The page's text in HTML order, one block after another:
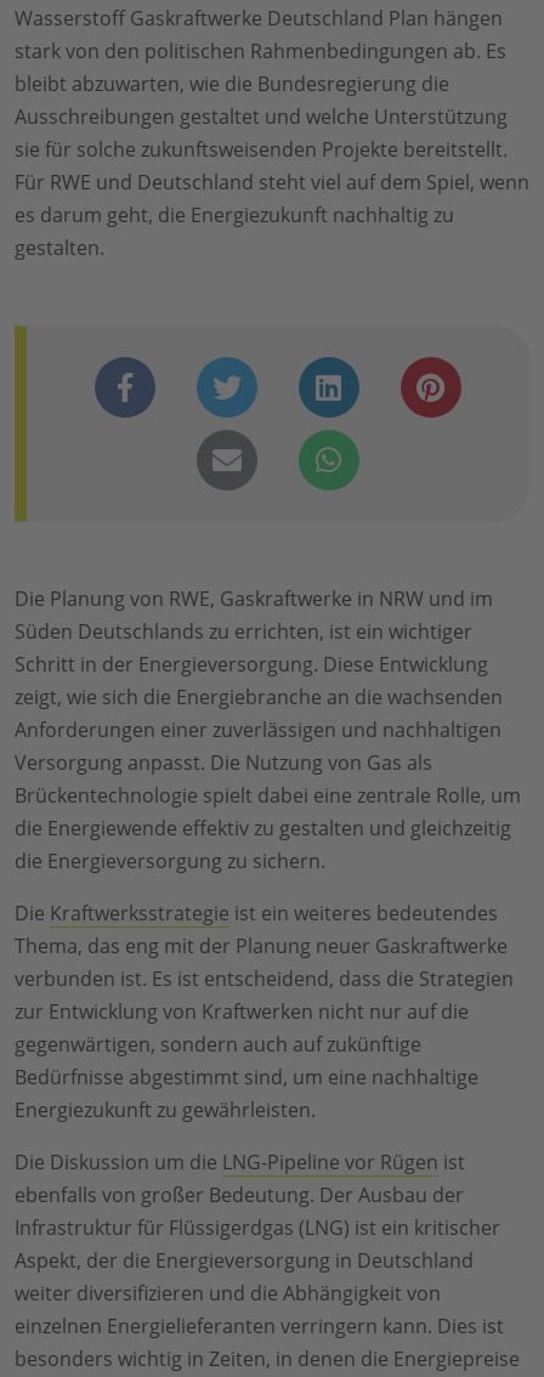
Wasserstoff Gaskraftwerke Deutschland Plan hängen
stark von den politischen Rahmenbedingungen ab. Es
bleibt abzuwarten, wie die Bundesregierung die
Ausschreibungen gestaltet und welche Unterstützung
sie für solche zukunftsweisenden Projekte bereitstellt.
Für RWE und Deutschland steht viel auf dem Spiel, wenn
es darum geht, die Energiezukunft nachhaltig zu
gestalten.
Die Planung von RWE, Gaskraftwerke in NRW und im
Süden Deutschlands zu errichten, ist ein wichtiger
Schritt in der Energieversorgung. Diese Entwicklung
zeigt, wie sich die Energiebranche an die wachsenden
Anforderungen einer zuverlässigen und nachhaltigen
Versorgung anpasst. Die Nutzung von Gas als
Brückentechnologie spielt dabei eine zentrale Rolle, um
die Energiewende effektiv zu gestalten und gleichzeitig
die Energieversorgung zu sichern.
Die Kraftwerksstrategie ist ein weiteres bedeutendes
Thema, das eng mit der Planung neuer Gaskraftwerke
verbunden ist. Es ist entscheidend, dass die Strategien
zur Entwicklung von Kraftwerken nicht nur auf die
gegenwärtigen, sondern auch auf zukünftige
Bedürfnisse abgestimmt sind, um eine nachhaltige
Energiezukunft zu gewährleisten.
Die Diskussion um die LNG-Pipeline vor Rügen ist
ebenfalls von großer Bedeutung. Der Ausbau der
Infrastruktur für Flüssigerdgas (LNG) ist ein kritischer
Aspekt, der die Energieversorgung in Deutschland
weiter diversifizieren und die Abhängigkeit von
einzelnen Energielieferanten verringern kann. Dies ist
besonders wichtig in Zeiten, in denen die Energiepreise